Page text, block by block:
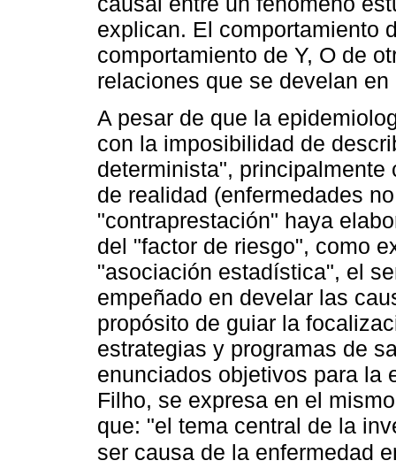
explican. El comportamiento
comportamiento de Y, O de
relaciones que se develan
A pesar de que la
con la imposibilidad de
determinista",
de realidad (enfermedades
"contraprestación" haya
del "factor de riesgo", como
"asociación estadística", el
empeñado en develar las
propósito de guiar la
estrategias y programas de
enunciados objetivos para la
Filho, se expresa en el
que: "el tema central de la
ser causa de la enfermedad